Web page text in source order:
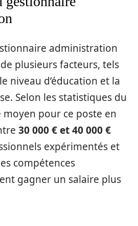
administration
plusieurs facteurs, tels
niveau d’éducation et la
Selon les statistiques du
moyen pour ce poste en
30 000 € et 40 000 €
expérimentés et
compétences
gagner un salaire plus